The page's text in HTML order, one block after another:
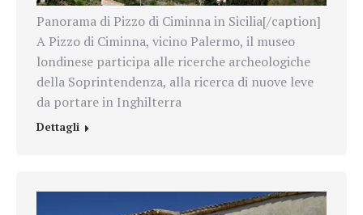
Panorama di Pizzo di Ciminna in Sicilia[/caption]
A Pizzo di Ciminna, vicino Palermo, il museo
londinese participa alle ricerche archeologiche
della Soprintendenza, alla ricerca di nuove leve
da portare in Inghilterra
Dettagli